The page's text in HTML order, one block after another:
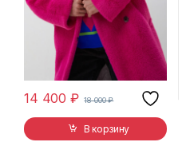
14 400₽ 18 000₽
В корзину